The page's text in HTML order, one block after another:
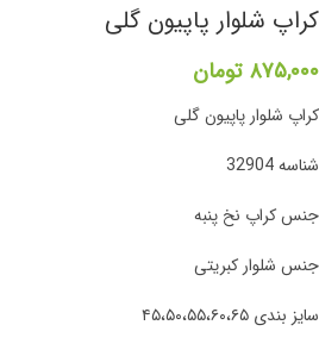
کراپ شلوار پاپیون گلی
۸۷۵,۰۰۰ تومان
کراپ شلوار پاپیون گلی
شناسه 32904
جنس کراپ نخ پنبه
جنس شلوار کبریتی
سایز بندی ۴۵،۵۰،۵۵،۶۰،۶۵